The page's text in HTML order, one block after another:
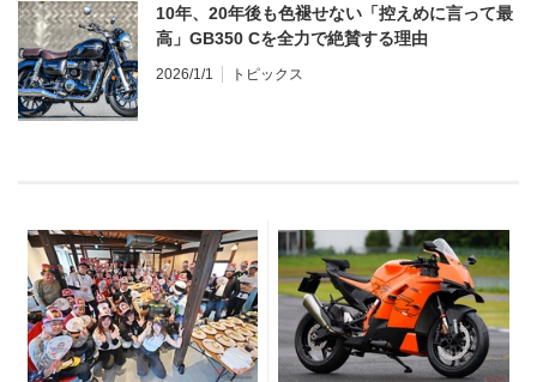
10年、20年後も色褪せない「控えめに言って最
高」GB350 Cを全力で絶賛する理由
2026/1/1 トピックス